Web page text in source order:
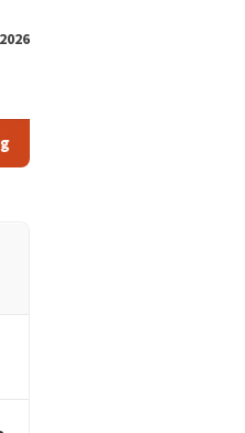
Bang Jali Terus Dikawal